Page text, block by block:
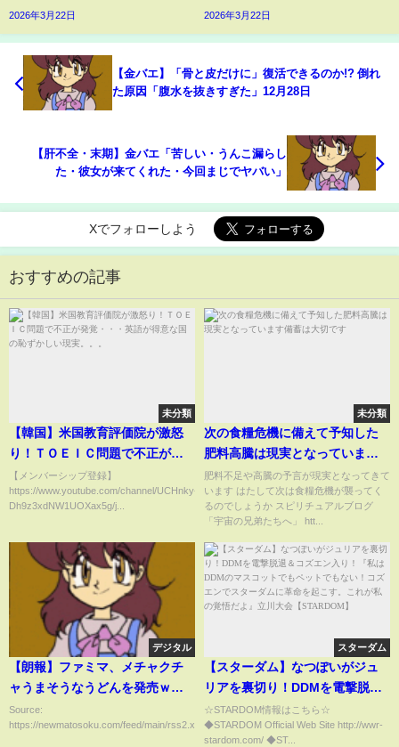
2026年3月22日 2026年3月22日
【金バエ】「骨と皮だけに」復活できるのか!? 倒れ
た原因「腹水を抜きすぎた」12月28日
【肝不全・末期】金バエ「苦しい・うんこ漏らし
た・彼女が来てくれた・今回まじでヤバい」
Xでフォローしよう
おすすめの記事
未分類
【韓国】米国教育評価院が激怒
り！ＴＯＥＩＣ問題で不正が発
覚・・・英語が得意な国の恥ず
かしい現実。。。
【メンバーシップ登録】
https://www.youtube.com/channel/UCHnky-
Dh9z3xdNW1UOXax5g/j...
未分類
次の食糧危機に備えて予知した
肥料高騰は現実となっています
備蓄は大切です
肥料不足や高騰の予言が現実となってきて
います はたして次は食糧危機が襲ってく
るのでしょうか スピリチュアルブログ
「宇宙の兄弟たちへ」 htt...
デジタル
【朗報】ファミマ、メチャクチ
ャうまそうなうどんを発売ｗｗ
ｗｗｗｗｗｗｗｗｗ （画像あ
り）
Source:
https://newmatosoku.com/feed/main/rss2.xml...
スターダム
【スターダム】なつぽいがジュ
リアを裏切り！DDMを電撃脱退
＆コズエン入り！『私はDDMの
マスコットでもペットでもな
☆STARDOM情報はこちら☆
◆STARDOM Official Web Site http://wwr-
stardom.com/ ◆ST...